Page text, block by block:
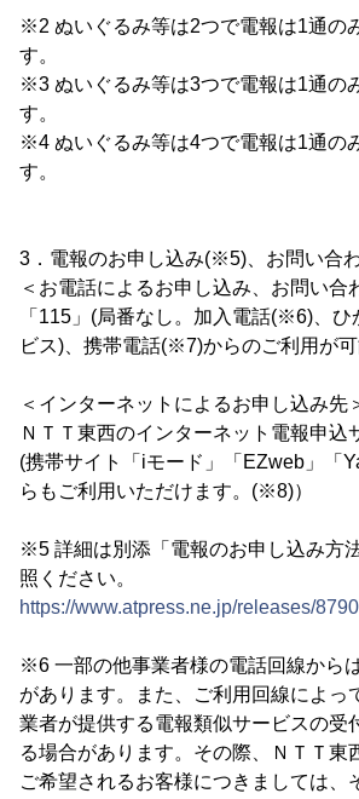
※2 ぬいぐるみ等は2つで電報は1通の
す。
※3 ぬいぐるみ等は3つで電報は1通の
す。
※4 ぬいぐるみ等は4つで電報は1通の
す。
3．電報のお申し込み(※5)、お問い合
＜お電話によるお申し込み、お問い合
「115」(局番なし。加入電話(※6)、ひ
ビス)、携帯電話(※7)からのご利用が
＜インターネットによるお申し込み先
ＮＴＴ東西のインターネット電報申込
(携帯サイト「iモード」「EZweb」「
らもご利用いただけます。(※8)）
※5 詳細は別添「電報のお申し込み方
照ください。
https://www.atpress.ne.jp/releases/
※6 一部の他事業者様の電話回線から
があります。また、ご利用回線によっ
業者が提供する電報類似サービスの受
る場合があります。その際、ＮＴＴ東
ご希望されるお客様につきましては、